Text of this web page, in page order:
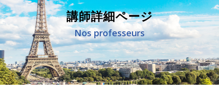
講師詳細ページ
Nos professeurs